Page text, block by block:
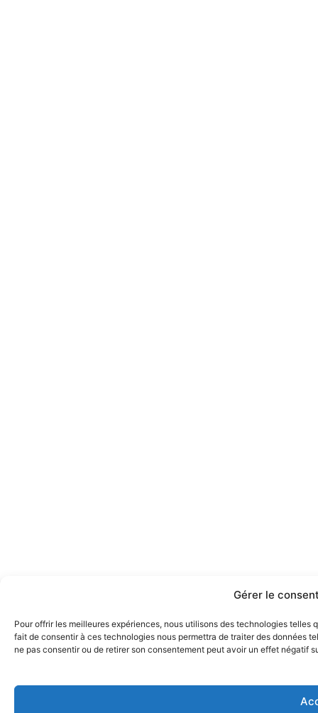
Gérer le
Pour offrir les meilleures expériences, nous utilisons des technologies
fait de consentir à ces technologies nous permettra de traiter des données
ne pas consentir ou de retirer son consentement peut avoir un effet négatif